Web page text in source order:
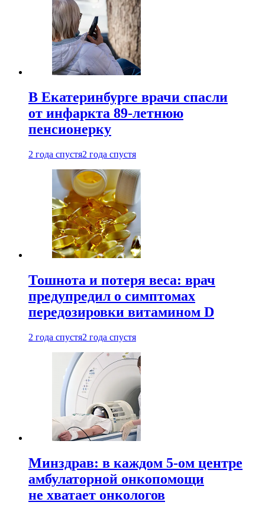
В Екатеринбурге врачи спасли
от инфаркта 89-летнюю
пенсионерку
2 года спустя2 года спустя
Тошнота и потеря веса: врач
предупредил о симптомах
передозировки витамином D
2 года спустя2 года спустя
Минздрав: в каждом 5-ом центре
амбулаторной онкопомощи
не хватает онкологов